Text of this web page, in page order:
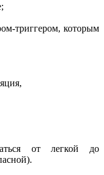
триггером, которым
от легкой до